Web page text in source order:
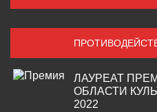
ЛАУРЕАТ
ОБЛАСТИ
2022